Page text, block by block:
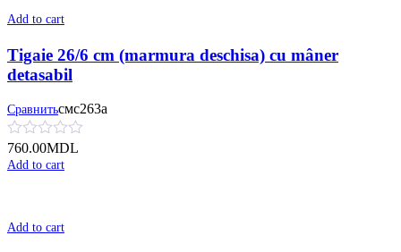
Add to cart
Tigaie 26/6 cm (marmura deschisa) cu mâner
detasabil
Сравнитьсмс263а
760.00MDL
Add to cart
Add to cart